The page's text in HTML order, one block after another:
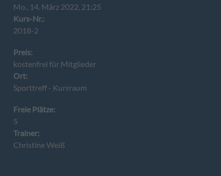
Mo., 14. März 2022, 21:25
Kurs-Nr.:
2018-2
Preis:
kostenfrei für Mitglieder
Ort:
Sporttreff - Kursraum
Freie Plätze:
5
Trainer:
Christine Weiß